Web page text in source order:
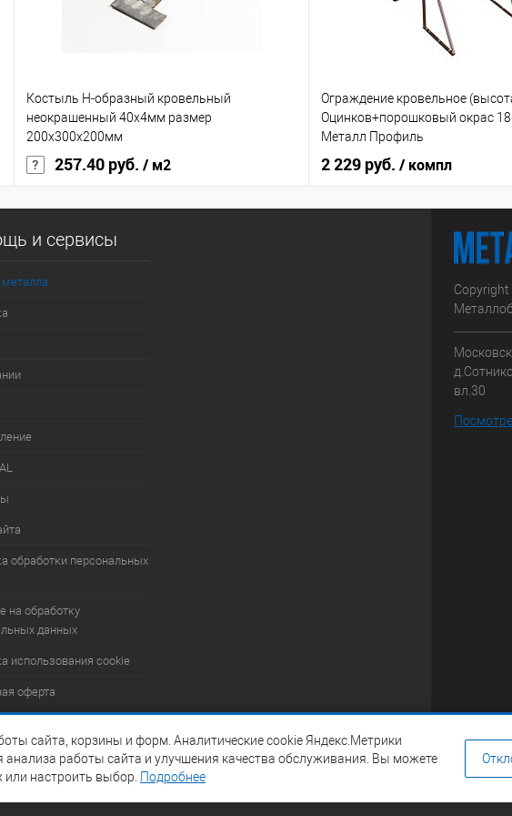
Костыль H-образный кровельный
неокрашенный 40х4мм размер
200x300х200мм
257.40 руб. / м2
Ограждение кровельное
Оцинков+порошковый окрас
Металл Профиль
2 229 руб. / компл
и сервисы
металла
обработки персональных
на обработку
данных
использования cookie
оферта
вл.30
сайта, корзины и форм. Аналитические cookie Яндекс.Метрики
анализа работы сайта и улучшения качества обслуживания. Вы можете
или настроить выбор. Подробнее